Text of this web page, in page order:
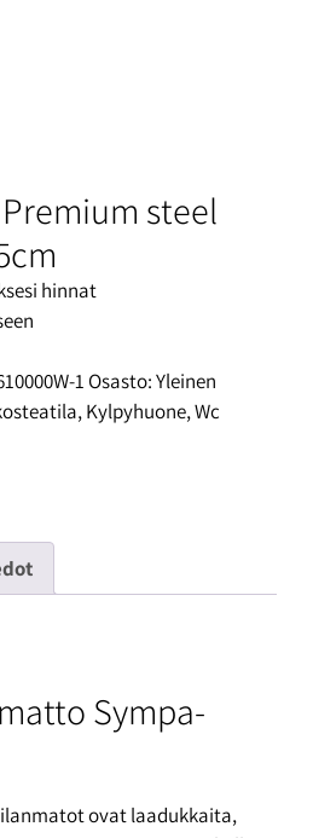
steel
hinnat
1 Osasto:Yleinen
,Kylpyhuone,Wc
Sympa-
ovat laadukkaita,